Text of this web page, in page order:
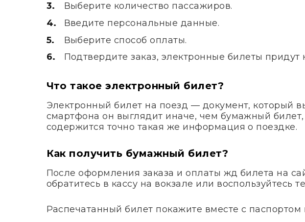
Выберите количество пассажиров.
Введите персональные данные.
Выберите способ оплаты.
Подтвердите заказ, электронные билеты придут
Что такое электронный билет?
Электронный билет на поезд — документ, который
смартфона он выглядит иначе, чем бумажный
содержится точно такая же информация о поездке.
Как получить бумажный билет?
После оформления заказа и оплаты жд билета на
обратитесь в кассу на вокзале или воспользуйтесь
Распечатанный билет покажите вместе с паспортом